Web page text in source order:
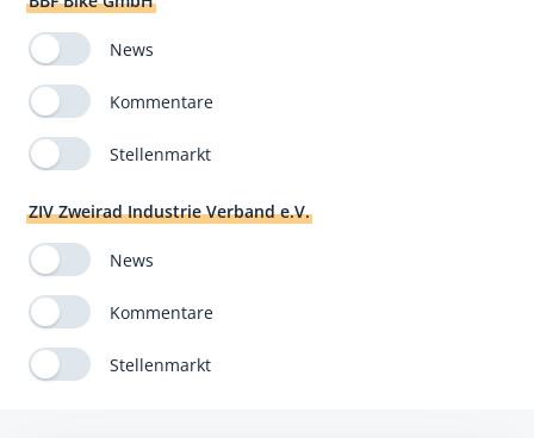
News
Kommentare
Stellenmarkt
ZIV Zweirad Industrie Verband e.V.
News
Kommentare
Stellenmarkt